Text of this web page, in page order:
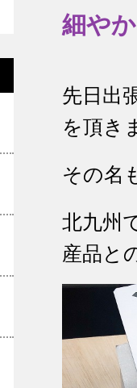
細や
先日出
を頂き
その名
北九州
産品と